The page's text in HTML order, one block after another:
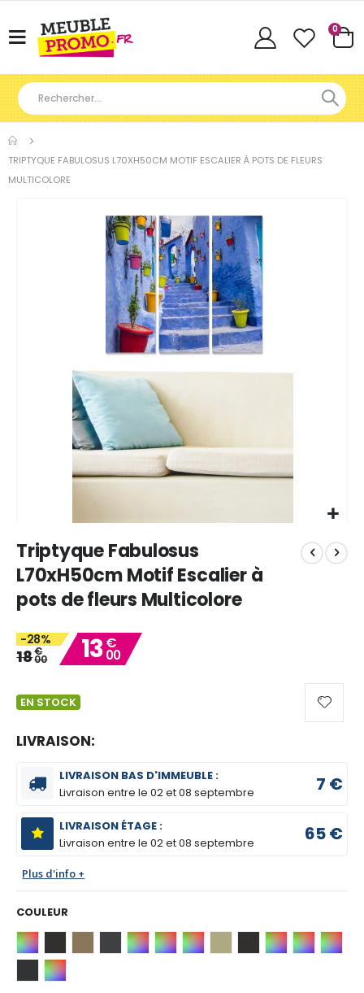
Basculer
Cart
0
TRIPTYQUE FABULOSUS L70XH50CM MOTIF ESCALIER À POTS DE FLEURS
MULTICOLORE
to
the
beginning
of
the
images
gallery
Triptyque Fabulosus
L70xH50cm Motif Escalier à
pots de fleurs Multicolore
-28%
18€
00 13€
00
EN STOCK
LIVRAISON:
LIVRAISON BAS D'IMMEUBLE :
Livraison entre le02 et 08 septembre 7 €
LIVRAISON ÉTAGE :
Livraison entre le02 et 08 septembre 65 €
Plus d'info +
COULEUR